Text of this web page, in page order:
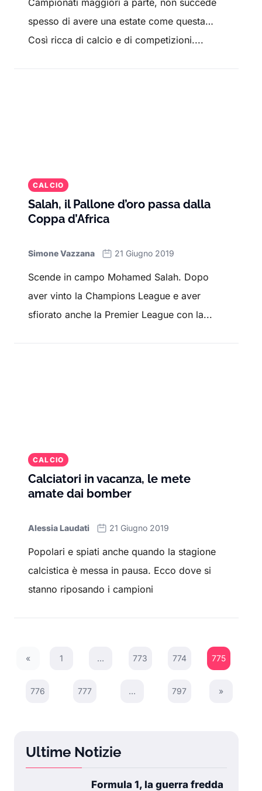
Campionati maggiori a parte, non succede
spesso di avere una estate come questa…
Così ricca di calcio e di competizioni....
CALCIO
Salah, il Pallone d’oro passa dalla
Coppa d’Africa
Simone Vazzana 21 Giugno 2019
Scende in campo Mohamed Salah. Dopo
aver vinto la Champions League e aver
sfiorato anche la Premier League con la...
CALCIO
Calciatori in vacanza, le mete
amate dai bomber
Alessia Laudati 21 Giugno 2019
Popolari e spiati anche quando la stagione
calcistica è messa in pausa. Ecco dove si
stanno riposando i campioni
«
Previous Page
1 … 773 774 775
776 777 … 797 Next Page
»
Ultime Notizie
Formula 1, la guerra fredda